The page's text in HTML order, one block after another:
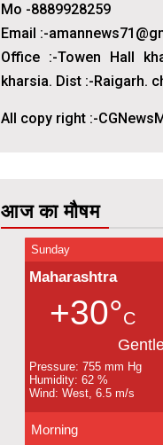
Mo -8889928259
Email :-
Office :-Towen Hall
kharsia. Dist :-Raigarh.
All copy right :-
आज का मौषम
Sunday
Maharashtra
+30°C
Pressure: 755 mm Hg
Humidity: 62 %
Wind: West, 6.5 m/s
Morning